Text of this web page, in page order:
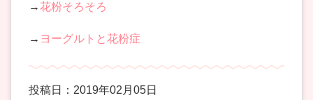
→花粉そろそろ
→ ヨーグルトと花粉症
投稿日：2019年02月05日